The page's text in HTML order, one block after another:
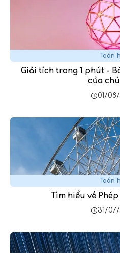
Toán
Giải tích trong 1 phút -
của
01/
Toán
Tìm hiểu về
31/